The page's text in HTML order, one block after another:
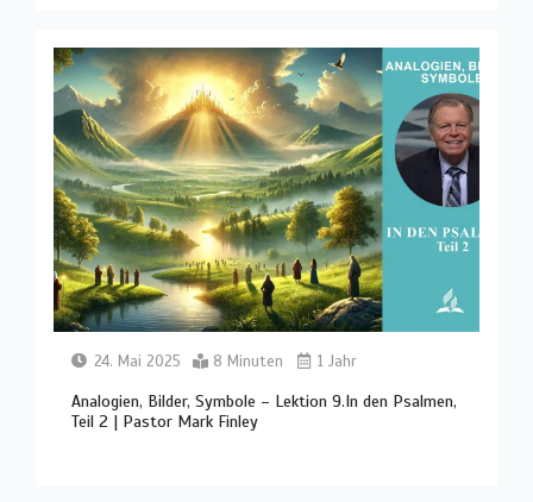
24. Mai 2025 8 Minuten 1 Jahr
Analogien, Bilder, Symbole – Lektion 9.In den Psalmen,
Teil 2 | Pastor Mark Finley